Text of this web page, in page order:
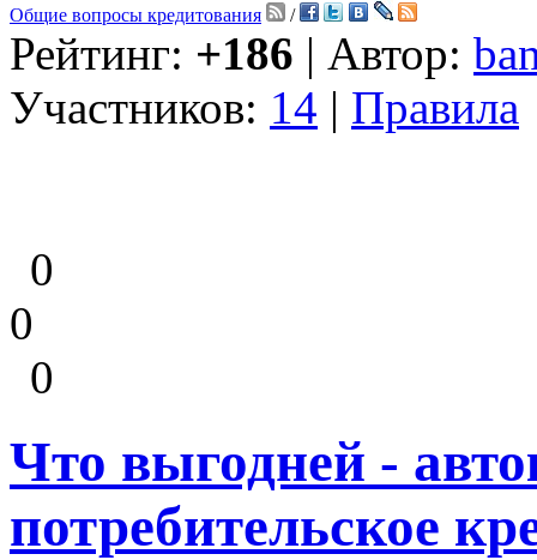
Общие вопросы кредитования /
Рейтинг: +186 | Автор:
Участников: 14 | Правила
0
0
0
Что выгодней -
потребительское